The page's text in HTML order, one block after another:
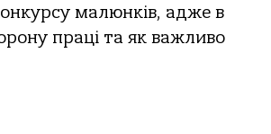
малюнків, адже в
праці та як важливо